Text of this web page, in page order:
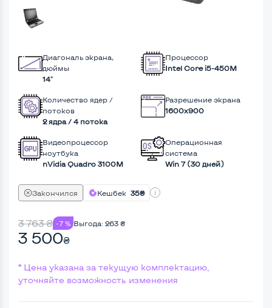
Диагональ экрана,
дюймы
14"
Процессор
Intel Core i5-450M
Количество ядер /
потоков
2 ядра / 4 потока
Разрешение экрана
1600x900
Видеопроцессор
ноутбука
nVidia Quadro 3100M
Операционная
система
Win 7 (30 дней)
Закончился Кешбек 35₴
3 763₴ -7 % Выгода: 263 ₴
3 500₴
* Цена указана за текущую комплектацию,
уточняйте возможность изменения